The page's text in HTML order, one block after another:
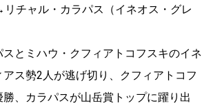
チャル・カラパス（イネオス・グレ
スとミハウ・クフィアトコフスキのイネ
ス勢2人が逃げ切り、クフィアトコフ
、カラパスが山岳賞トップに躍り出